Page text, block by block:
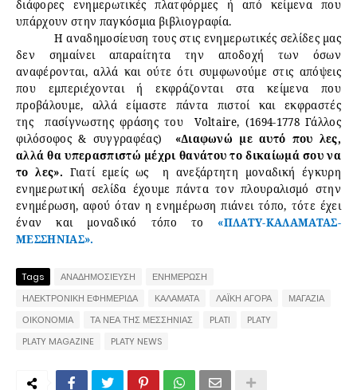
διάφορες ενημερωτικές πλατφόρμες ή από κείμενα που
υπάρχουν στην παγκόσμια βιβλιογραφία.
Η αναδημοσίευση τους στις ενημερωτικές σελίδες μας
δεν σημαίνει απαραίτητα την αποδοχή των όσων
αναφέρονται, αλλά και ούτε ότι συμφωνούμε στις απόψεις
που εμπεριέχονται ή εκφράζονται στα κείμενα που
προβάλουμε, αλλά είμαστε πάντα πιστοί και εκφραστές
της πασίγνωστης φράσης του Voltaire, (1694-1778 Γάλλος
φιλόσοφος & συγγραφέας) «Διαφωνώ με αυτό που λες,
αλλά θα υπερασπιστώ μέχρι θανάτου το δικαίωμά σου να
το λες». Γιατί εμείς ως η ανεξάρτητη μοναδική έγκυρη
ενημερωτική σελίδα έχουμε πάντα τον πλουραλισμό στην
ενημέρωση, αφού όταν η ενημέρωση πιάνει τόπο, τότε έχει
έναν και μοναδικό τόπο το «ΠΛΑΤΥ-ΚΑΛΑΜΑΤΑΣ-
ΜΕΣΣΗΝΙΑΣ».
Tags ΑΝΑΔΗΜΟΣΙΕΥΣΗ
ΕΝΗΜΕΡΩΣΗ
ΗΛΕΚΤΡΟΝΙΚΗ ΕΦΗΜΕΡΙΔΑ
ΚΑΛΑΜΑΤΑ ΛΑΪΚΗ ΑΓΟΡΑ
ΜΑΓΑΖΙΑ
ΟΙΚΟΝΟΜΙΑ
ΤΑ ΝΕΑ ΤΗΣ ΜΕΣΣΗΝΙΑΣ PLATI
PLATY
PLATY MAGAZINE
PLATY NEWS